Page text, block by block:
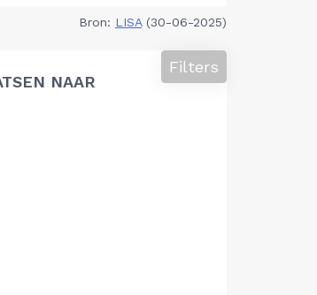
Bron: LISA(30-06-2025)
NAAR
Filters